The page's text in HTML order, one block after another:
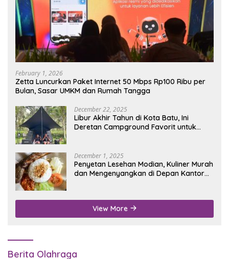
February 1, 2026
Zetta Luncurkan Paket Internet 50 Mbps Rp100 Ribu per
Bulan, Sasar UMKM dan Rumah Tangga
December 22, 2025
Libur Akhir Tahun di Kota Batu, Ini
Deretan Campground Favorit untuk
December 1, 2025
Penyetan Lesehan Modian, Kuliner Murah
dan Mengenyangkan di Depan Kantor
View More
Berita Olahraga